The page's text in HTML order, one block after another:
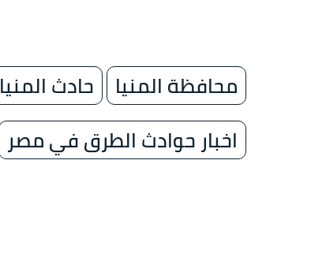
محافظة المنيا حادث المنيا
اخبار حوادث الطرق في مصر